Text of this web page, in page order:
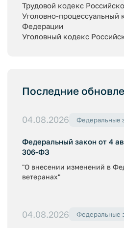
Трудовой кодекс
Уголовно-процессуальный
Федерации
Уголовный кодекс
Последние
04.08.2026 Федеральные
Федеральный закон от 4
306-ФЗ
"О внесении изменений в
ветеранах"
04.08.2026 Федеральные